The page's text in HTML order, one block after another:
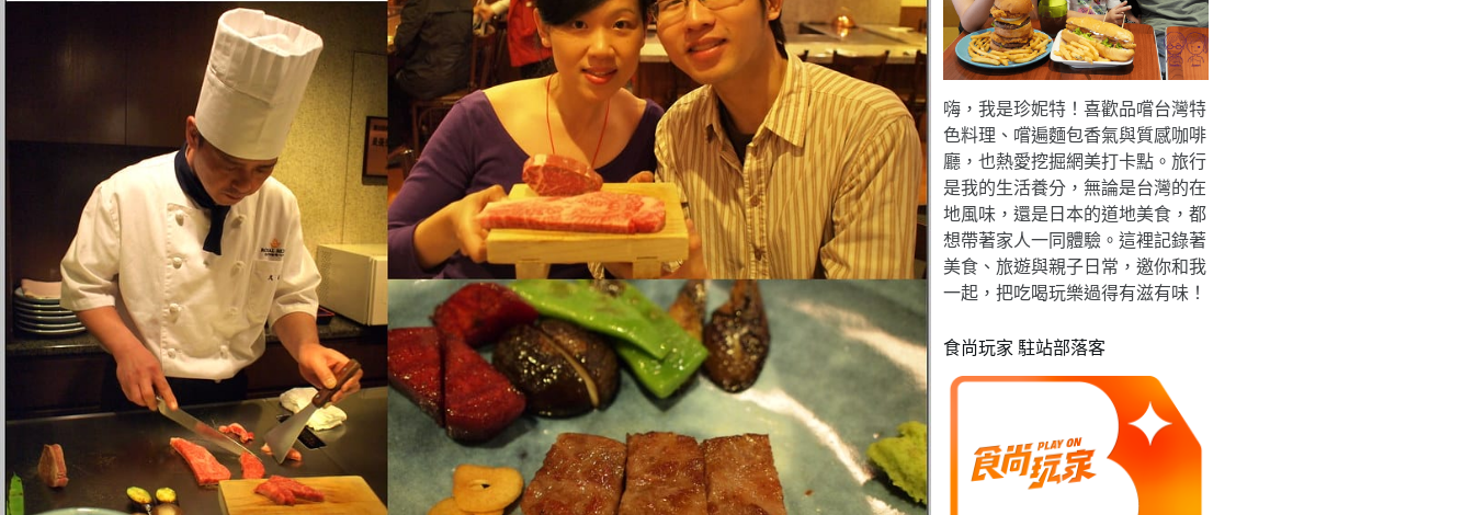
嗨，我是珍妮特！喜歡品嚐台灣特
色料理、嚐遍麵包香氣與質感咖啡
廳，也熱愛挖掘網美打卡點。旅行
是我的生活養分，無論是台灣的在
地風味，還是日本的道地美食，都
想帶著家人一同體驗。這裡記錄著
美食、旅遊與親子日常，邀你和我
一起，把吃喝玩樂過得有滋有味！
食尚玩家 駐站部落客